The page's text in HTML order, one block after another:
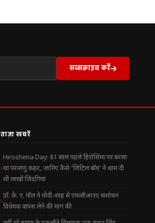
सब्सक्राइब करें
ताज़ा खबरें
Hiroshima Day: 81 साल पहले हिरोशिमा पर बरसा
था परमाणु कहर, जानिए कैसे ‘लिटिल बॉय’ ने थाम दी
थी लाखों जिंदगियां
डॉ. के. ए. पॉल ने मोदी-शाह से एफसीआरए संशोधन
विधेयक वापस लेने की मांग की